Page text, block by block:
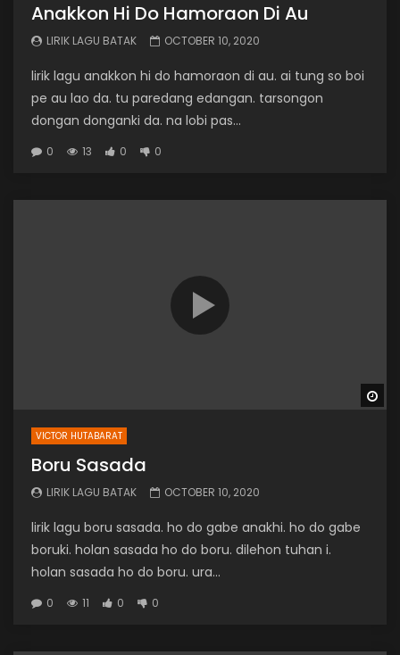
Anakkon Hi Do Hamoraon Di Au
LIRIK LAGU BATAK OCTOBER 10, 2020
lirik lagu anakkon hi do hamoraon di au. ai tung so boi
pe au lao da. tu paredang edangan. tarsongon
dongan donganki da. na lobi pas...
0 13 0 0
VICTOR HUTABARAT
Boru Sasada
LIRIK LAGU BATAK OCTOBER 10, 2020
lirik lagu boru sasada. ho do gabe anakhi. ho do gabe
boruki. holan sasada ho do boru. dilehon tuhan i.
holan sasada ho do boru. ura...
0 11 0 0